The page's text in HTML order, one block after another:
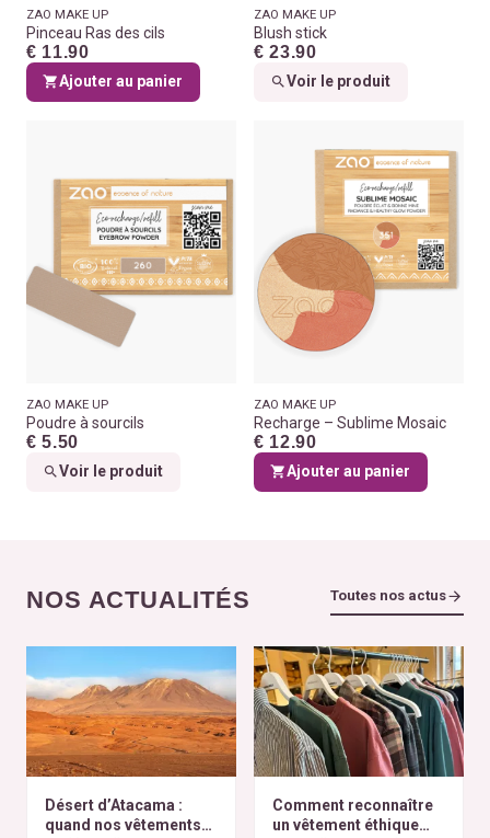
ZAO MAKE UP
Pinceau Ras des cils
€ 11.90
Ajouter au panier
ZAO MAKE UP
Blush stick
€ 23.90
Voir le produit
ZAO MAKE UP
Poudre à sourcils
€ 5.50
Voir le produit
ZAO MAKE UP
Recharge – Sublime Mosaic
€ 12.90
Ajouter au panier
NOS ACTUALITÉS Toutes nos actus
Désert d’Atacama :
quand nos vêtements
Comment reconnaître
un vêtement éthique